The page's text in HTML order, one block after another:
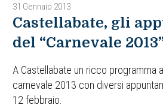
31 Gennaio 2013
Castellabate, gli
del “Carnevale
A Castellabate un ricco programma
carnevale 2013 con diversi
12 febbraio.